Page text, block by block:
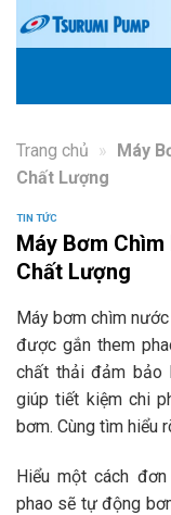
Skip
Trang chủ » Máy
Chất Lượng
TIN TỨC
Máy Bơm
Chất Lượng
Máy bơm chìm
được gắn them
chất thải đảm bảo
giúp tiết kiệm chi
bơm. Cùng tìm hiểu
Hiểu một cách
phao sẽ tự động